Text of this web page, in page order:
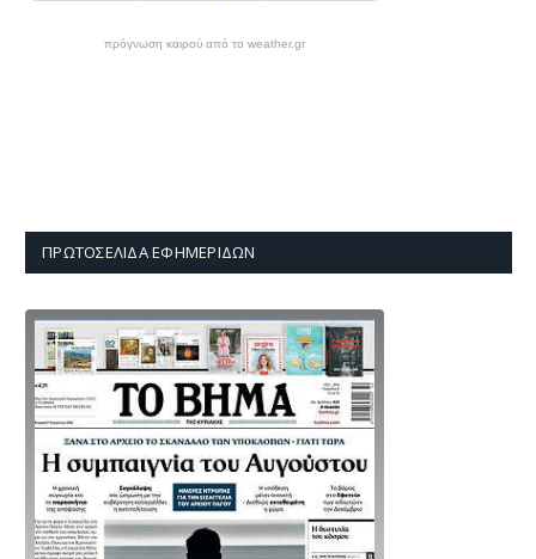
πρόγνωση καιρού από το weather.gr
ΠΡΩΤΟΣΈΛΙΔΑ ΕΦΗΜΕΡΊΔΩΝ